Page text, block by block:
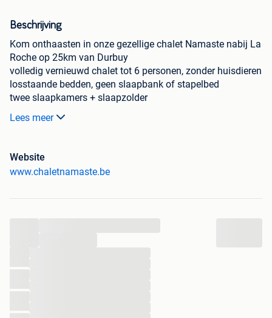
Beschrijving
Kom onthaasten in onze gezellige chalet Namaste nabij La
Roche op 25km van Durbuy
volledig vernieuwd chalet tot 6 personen, zonder huisdieren
losstaande bedden, geen slaapbank of stapelbed
twee slaapkamers + slaapzolder
terras met tuintafel, 6 stoelen en zonneluifel
prijzen en beschikbaarheid, zie onze website
bij interesse, stuur ons gerust een een mail of bel
0469.472111
Lees meer
Website
www.chaletnamaste.be